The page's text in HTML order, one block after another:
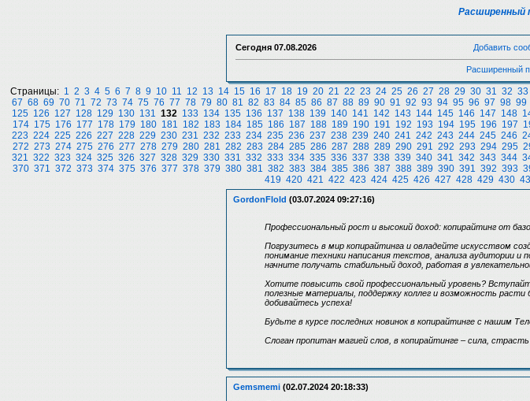
Расширенный
Сегодня 07.08.2026 Добавить
Расширенный
Страницы: 1 2 3 4 5 6 7 8 9 10 11 12 13 14 15 16 17 18 19 20 21 22 23 24 25 26 27 28 29 30 31 32 33
67 68 69 70 71 72 73 74 75 76 77 78 79 80 81 82 83 84 85 86 87 88 89 90 91 92 93 94 95 96 97 98 99
125 126 127 128 129 130 131 132 133 134 135 136 137 138 139 140 141 142 143 144 145 146 147 148
174 175 176 177 178 179 180 181 182 183 184 185 186 187 188 189 190 191 192 193 194 195 196 197
223 224 225 226 227 228 229 230 231 232 233 234 235 236 237 238 239 240 241 242 243 244 245 246
272 273 274 275 276 277 278 279 280 281 282 283 284 285 286 287 288 289 290 291 292 293 294 295
321
322 323 324 325 326 327 328 329 330 331 332 333 334 335 336 337 338 339 340 341 342 343 344
370 371 372 373 374 375 376 377 378 379 380 381 382 383 384 385 386 387 388 389 390 391 392 393
419 420 421 422 423 424 425 426 427 428 429 430
GordonFlold (03.07.2024 09:27:16)
Профессиональный рост и высокий доход: копирайтинг от
Погрузитесь в мир копирайтинга и овладейте искусством
понимание техники написания текстов, анализа аудитории
начните получать стабильный доход, работая в
Хотите повысить свой профессиональный уровень?
полезные материалы, поддержку коллег и возможность
добивайтесь успеха!
Будьте в курсе последних новинок в копирайтинге с нашим
Слоган пропитан магией слов, в копирайтинге – сила, страсть
Gemsmemi (02.07.2024 20:18:33)